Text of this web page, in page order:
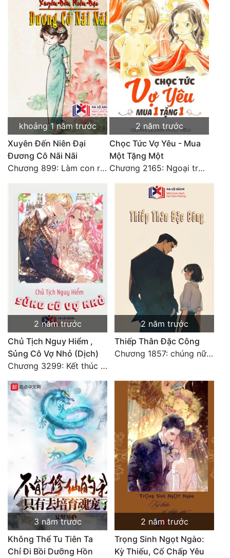
khoảng 1 năm trước
Xuyên Đến Niên Đại
Đương Cô Nãi Nãi
Chương 899: Làm con rùa
2 năm trước
Chọc Tức Vợ Yêu - Mua
Một Tặng Một
Chương 2165: Ngoại truyện 9. Trái tim nhỏ bé của cháu
2 năm trước
Chủ Tịch Nguy Hiểm ,
Sủng Cô Vợ Nhỏ (Dịch)
Chương 3299: Kết thúc văn chính.
2 năm trước
Thiếp Thân Đặc Công
Chương 1857: chúng nữ đắc ý tụ tập: sống hay chết
3 năm trước
Không Thể Tu Tiên Ta
Chỉ Đi Bồi Dưỡng Hồn
2 năm trước
Trọng Sinh Ngọt Ngào:
Kỳ Thiếu, Cố Chấp Yêu